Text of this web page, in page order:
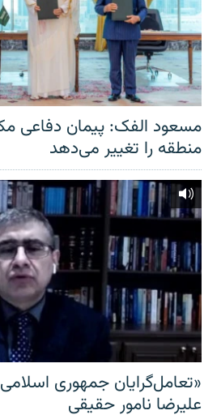
مسعود الفک: پیمان دفاعی
منطقه را تغییر می‌دهد
«تعامل‌گرایان جمهوری
علیرضا نامور حقیقی